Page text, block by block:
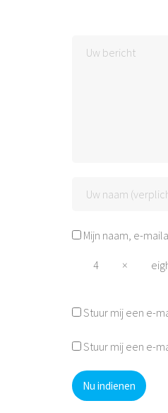
Mijn naam, e-
4 ×
Stuur mij een e-
Stuur mij een e-